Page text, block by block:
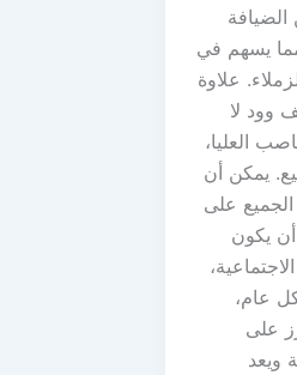
الضيافة
مما يسهم في
علاوة
وود لا
العليا،
يمكن أن
على
يكون
عام،
على
ويعد